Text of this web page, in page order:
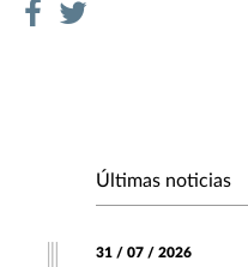
Últimas noticias
31 / 07 / 2026